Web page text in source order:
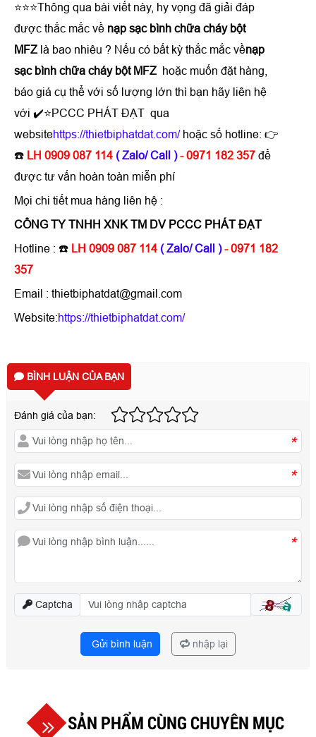
⭐⭐⭐Thông qua bài viết này, hy vọng đã giải đáp
được thắc mắc về nạp sạc bình chữa cháy bột
MFZ là bao nhiêu ? Nếu có bất kỳ thắc mắc vềnạp
sạc bình chữa cháy bột MFZ hoặc muốn đặt hàng,
báo giá cụ thể với số lượng lớn thì bạn hãy liên hệ
với ✔️⭐PCCC PHÁT ĐẠT qua
websitehttps://thietbiphatdat.com/hoặc số hotline: 👉
☎️ LH 0909 087 114 ( Zalo/ Call ) - 0971 182 357 để
được tư vấn hoàn toàn miễn phí
Mọi chi tiết mua hàng liên hệ :
CÔNG TY TNHH XNK TM DV PCCC PHÁT ĐẠT
Hotline : ☎️ LH 0909 087 114 ( Zalo/ Call ) - 0971 182
357
Email : thietbiphatdat@gmail.com
Website:https://thietbiphatdat.com/
BÌNH LUẬN CỦA BẠN
Đánh giá của bạn:
*
*
*
Captcha
Gửi bình luận nhập lại
SẢN PHẨM CÙNG CHUYÊN MỤC